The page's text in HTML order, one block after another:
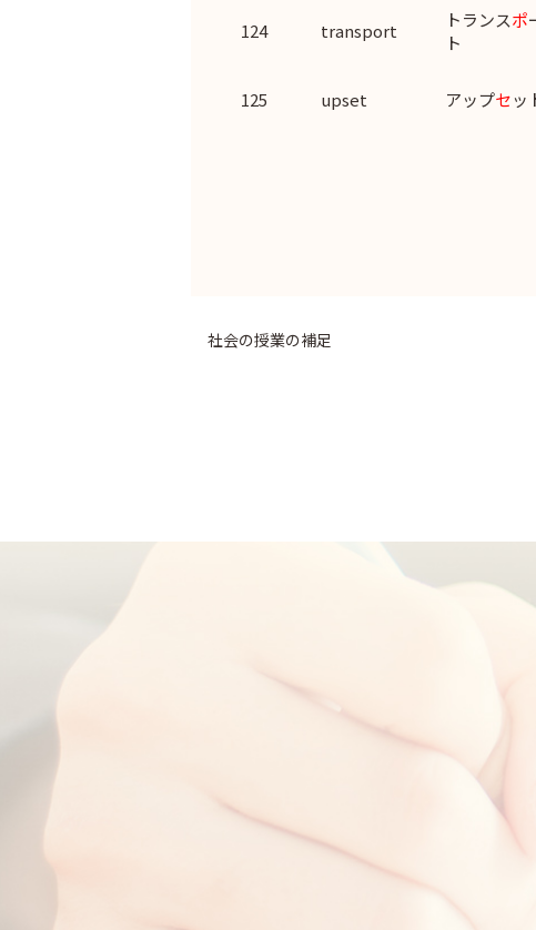
124 transport トランスポ
ト
125 upset アップセッ
社会の授業の補足